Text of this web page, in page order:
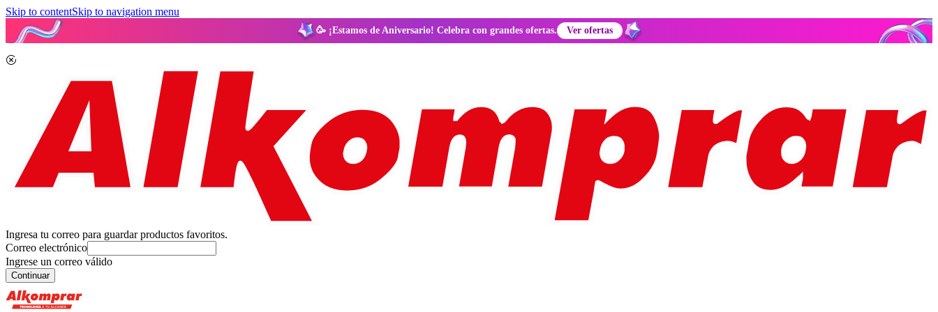
Skip to contentSkip to navigation menu
🥳 ¡Estamos de Aniversario! Celebra con grandes ofertas. Ver ofertas
Ingresa tu correo para guardar productos favoritos.
Correo electrónico
Ingrese un correo válido
Continuar